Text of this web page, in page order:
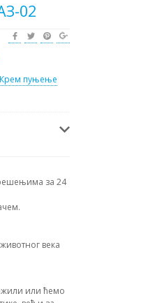
02
Крем пуњење
за 24
века
или ћемо